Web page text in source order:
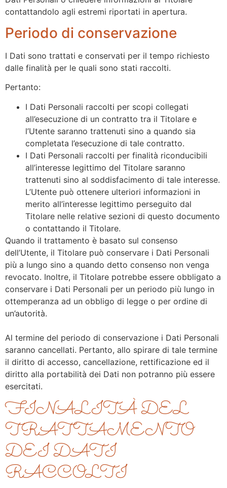
contattandolo agli estremi riportati in apertura.
Periodo di conservazione
I Dati sono trattati e conservati per il tempo richiesto
dalle finalità per le quali sono stati raccolti.
Pertanto:
I Dati Personali raccolti per scopi collegati
all’esecuzione di un contratto tra il Titolare e
l’Utente saranno trattenuti sino a quando sia
completata l’esecuzione di tale contratto.
I Dati Personali raccolti per finalità riconducibili
all’interesse legittimo del Titolare saranno
trattenuti sino al soddisfacimento di tale interesse.
L’Utente può ottenere ulteriori informazioni in
merito all’interesse legittimo perseguito dal
Titolare nelle relative sezioni di questo documento
o contattando il Titolare.
Quando il trattamento è basato sul consenso
dell’Utente, il Titolare può conservare i Dati Personali
più a lungo sino a quando detto consenso non venga
revocato. Inoltre, il Titolare potrebbe essere obbligato a
conservare i Dati Personali per un periodo più lungo in
ottemperanza ad un obbligo di legge o per ordine di
un’autorità.
Al termine del periodo di conservazione i Dati Personali
saranno cancellati. Pertanto, allo spirare di tale termine
il diritto di accesso, cancellazione, rettificazione ed il
diritto alla portabilità dei Dati non potranno più essere
esercitati.
FINALITÀ DEL
TRATTAMENTO
DEI DATI
RACCOLTI